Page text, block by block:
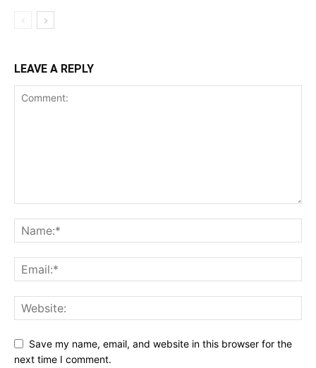
LEAVE A REPLY
Save my name, email, and website in this browser for the
next time I comment.